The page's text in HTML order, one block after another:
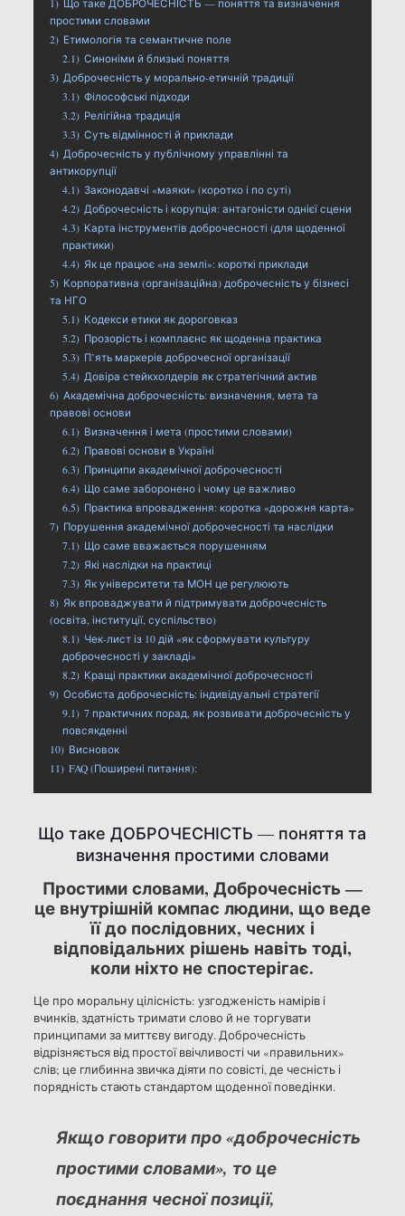
1) Що таке ДОБРОЧЕСНІСТЬ — поняття та визначення
простими словами
2) Етимологія та семантичне поле
2.1) Синоніми й близькі поняття
3) Доброчесність у морально-етичній традиції
3.1) Філософські підходи
3.2) Релігійна традиція
3.3) Суть відмінності й приклади
4) Доброчесність у публічному управлінні та
антикорупції
4.1) Законодавчі «маяки» (коротко і по суті)
4.2) Доброчесність і корупція: антагоністи однієї сцени
4.3) Карта інструментів доброчесності (для щоденної
практики)
4.4) Як це працює «на землі»: короткі приклади
5) Корпоративна (організаційна) доброчесність у бізнесі
та НГО
5.1) Кодекси етики як дороговказ
5.2) Прозорість і комплаєнс як щоденна практика
5.3) П’ять маркерів доброчесної організації
5.4) Довіра стейкхолдерів як стратегічний актив
6) Академічна доброчесність: визначення, мета та
правові основи
6.1) Визначення і мета (простими словами)
6.2) Правові основи в Україні
6.3) Принципи академічної доброчесності
6.4) Що саме заборонено і чому це важливо
6.5) Практика впровадження: коротка «дорожня карта»
7) Порушення академічної доброчесності та наслідки
7.1) Що саме вважається порушенням
7.2) Які наслідки на практиці
7.3) Як університети та МОН це регулюють
8) Як впроваджувати й підтримувати доброчесність
(освіта, інституції, суспільство)
8.1) Чек-лист із 10 дій «як сформувати культуру
доброчесності у закладі»
8.2) Кращі практики академічної доброчесності
9) Особиста доброчесність: індивідуальні стратегії
9.1) 7 практичних порад, як розвивати доброчесність у
повсякденні
10) Висновок
11) FAQ (Поширені питання):
Що таке ДОБРОЧЕСНІСТЬ — поняття та
визначення простими словами
Простими словами, Доброчесність —
це внутрішній компас людини, що веде
її до послідовних, чесних і
відповідальних рішень навіть тоді,
коли ніхто не спостерігає.
Це про моральну цілісність: узгодженість намірів і
вчинків, здатність тримати слово й не торгувати
принципами за миттєву вигоду. Доброчесність
відрізняється від простої ввічливості чи «правильних»
слів; це глибинна звичка діяти по совісті, де чесність і
порядність стають стандартом щоденної поведінки.
Якщо говорити про «доброчесність
простими словами», то це
поєднання чесної позиції,